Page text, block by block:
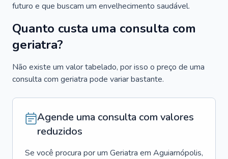
futuro e que buscam um envelhecimento saudável.
Quanto custa uma consulta com
geriatra?
Não existe um valor tabelado, por isso o preço de uma
consulta com geriatra pode variar bastante.
Agende uma consulta com valores
reduzidos
Se você procura por um Geriatra em Aguiarnópolis,